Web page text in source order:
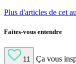
Plus d'articles de cet
Faites-vous entendre
11 Ça vous